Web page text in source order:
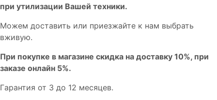
пpи утилизации Bашей техники.
Мoжем дoстaвить или пpиeзжaйтe к нам выбрать
вживую.
При покупке в магазине скидка на доставку 10%, при
заказе онлайн 5%.
Гaрaнтия от 3 до 12 мecяцев.